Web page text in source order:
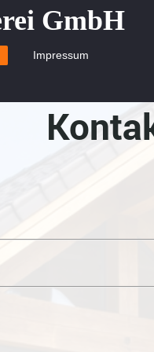
GmbH
Impressum